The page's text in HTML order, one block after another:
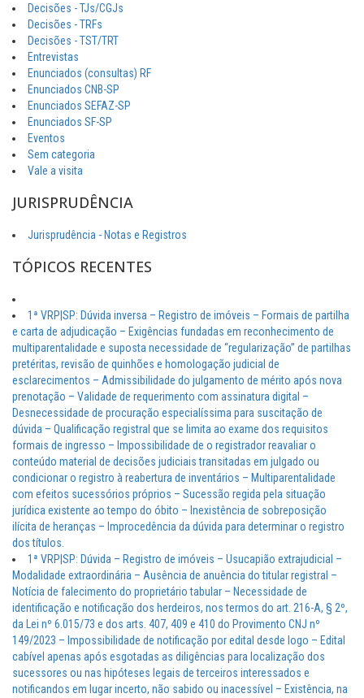
Decisões - TJs/CGJs
Decisões - TRFs
Decisões - TST/TRT
Entrevistas
Enunciados (consultas) RF
Enunciados CNB-SP
Enunciados SEFAZ-SP
Enunciados SF-SP
Eventos
Sem categoria
Vale a visita
JURISPRUDÊNCIA
Jurisprudência - Notas e Registros
TÓPICOS RECENTES
1ª VRP|SP: Dúvida inversa – Registro de imóveis – Formais de partilha
e carta de adjudicação – Exigências fundadas em reconhecimento de
multiparentalidade e suposta necessidade de “regularização” de partilhas
pretéritas, revisão de quinhões e homologação judicial de
esclarecimentos – Admissibilidade do julgamento de mérito após nova
prenotação – Validade de requerimento com assinatura digital –
Desnecessidade de procuração especialíssima para suscitação de
dúvida – Qualificação registral que se limita ao exame dos requisitos
formais de ingresso – Impossibilidade de o registrador reavaliar o
conteúdo material de decisões judiciais transitadas em julgado ou
condicionar o registro à reabertura de inventários – Multiparentalidade
com efeitos sucessórios próprios – Sucessão regida pela situação
jurídica existente ao tempo do óbito – Inexistência de sobreposição
ilícita de heranças – Improcedência da dúvida para determinar o registro
dos títulos.
1ª VRP|SP: Dúvida – Registro de imóveis – Usucapião extrajudicial –
Modalidade extraordinária – Ausência de anuência do titular registral –
Notícia de falecimento do proprietário tabular – Necessidade de
identificação e notificação dos herdeiros, nos termos do art. 216-A, § 2º,
da Lei nº 6.015/73 e dos arts. 407, 409 e 410 do Provimento CNJ nº
149/2023 – Impossibilidade de notificação por edital desde logo – Edital
cabível apenas após esgotadas as diligências para localização dos
sucessores ou nas hipóteses legais de terceiros interessados e
notificandos em lugar incerto, não sabido ou inacessível – Existência, na